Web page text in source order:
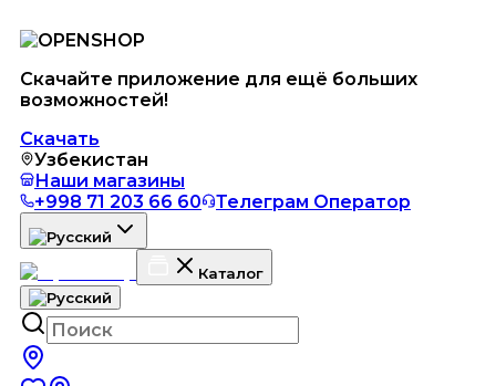
Скачайте приложение для ещё больших
возможностей!
Скачать
Узбекистан
Наши магазины
+998 71 203 66 60
Телеграм Оператор
Каталог